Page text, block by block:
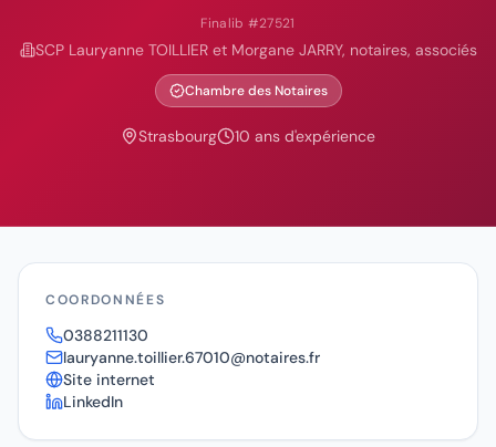
Finalib #27521
SCP Lauryanne TOILLIER et Morgane JARRY, notaires, associés
Chambre des Notaires
Strasbourg 10 ans d'expérience
COORDONNÉES
0388211130
lauryanne.toillier.67010@notaires.fr
Site internet
LinkedIn